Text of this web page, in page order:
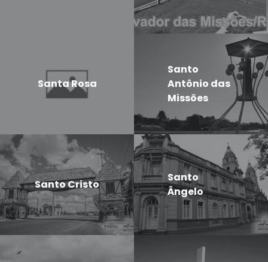
Santa Rosa
Santo
Antônio das
Missões
Santo Cristo
Santo
Ângelo